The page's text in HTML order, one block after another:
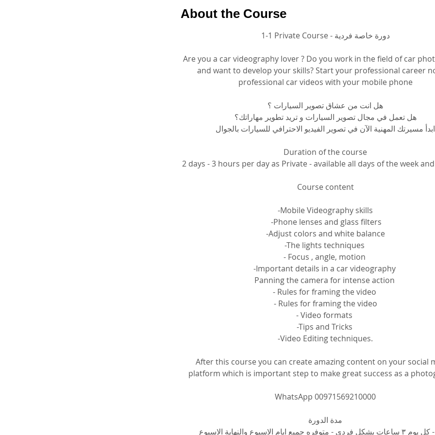
About the Course
1-1 Private Course - دورة خاصة فردية
Are you a car videography lover ? Do you work in the field of car
and want to develop your skills? Start your professional career
professional car videos with your mobile phone
هل انت من عشاق تصوير السيارات ؟
هل تعمل في مجال تصوير السيارات و تريد تطوير مهاراتك؟
ابدأ مسيرتك المهنية الآن في تصوير الفيديو الاحترافي للسيارات بالجوال
Duration of the course
2 days - 3 hours per day as Private - available all days of the week
Course content
-Mobile Videography skills
-Phone lenses and glass filters
-Adjust colors and white balance
-The lights techniques
- Focus , angle, motion
-Important details in a car videography
Panning the camera for intense action
- Rules for framing the video
- Rules for framing the video
- Video formats
-Tips and Tricks
-Video Editing techniques.
After this course you can create amazing content on your social
platform which is important step to make great success as a
WhatsApp 00971569210000
مدة الدورة